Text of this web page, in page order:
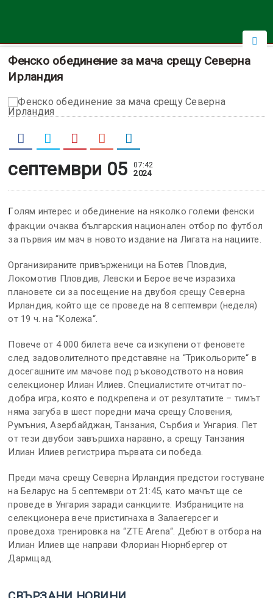
Фенско обединение за мача срещу Северна
Ирландия
септември 05 07:42
2024
Голям интерес и обединение на няколко големи фенски
фракции очаква българския национален отбор по футбол
за първия им мач в новото издание на Лигата на нациите.
Организираните привърженици на Ботев Пловдив,
Локомотив Пловдив, Левски и Берое вече изразиха
плановете си за посещение на двубоя срещу Северна
Ирландия, който ще се проведе на 8 септември (неделя)
от 19 ч. на “Колежа“.
Повече от 4 000 билета вече са изкупени от феновете
след задоволителното представяне на “Трикольорите“ в
досегашните им мачове под ръководството на новия
селекционер Илиан Илиев. Специалистите отчитат по-
добра игра, която е подкрепена и от резултатите – тимът
няма загуба в шест поредни мача срещу Словения,
Румъния, Азербайджан, Танзания, Сърбия и Унгария. Пет
от тези двубои завършиха наравно, а срещу Танзания
Илиан Илиев регистрира първата си победа.
Преди мача срещу Северна Ирландия предстои гостуване
на Беларус на 5 септември от 21:45, като мачът ще се
проведе в Унгария заради санкциите. Избраниците на
селекционера вече пристигнаха в Залаегерсег и
проведоха тренировка на “ZTE Arena“. Дебют в отбора на
Илиан Илиев ще направи Флориан Нюрнбергер от
Дармщад.